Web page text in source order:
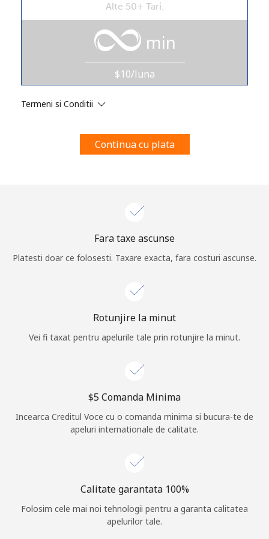
Prin deschiderea unui cont pe acest site, sunt de acord cu
urmatoriiTermeni.
Logheaza-te sauCREEAZA CONT NOU →
Log in
sau
Alte 50+ Tari.
min
$10/luna
Termeni si Conditii
Continua cu plata
Fara taxe ascunse
Platesti doar ce folosesti. Taxare exacta, fara costuri ascunse.
Rotunjire la minut
Vei fi taxat pentru apelurile tale prin rotunjire la minut.
⁦$5⁩ Comanda Minima
Incearca Creditul Voce cu o comanda minima si bucura-te de
apeluri internationale de calitate.
Calitate garantata 100%
Folosim cele mai noi tehnologii pentru a garanta calitatea
apelurilor tale.